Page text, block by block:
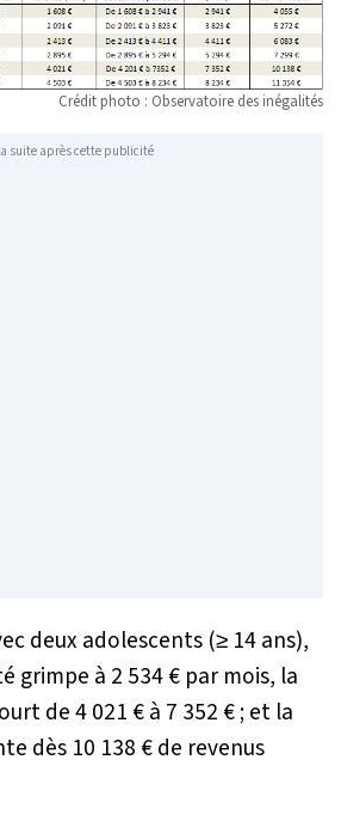
Crédit photo : Observatoire des inégalités
suite après cette publicité
deux adolescents (≥ 14 ans),
grimpe à 2 534 € par mois, la
de 4 021 € à 7 352 € ; et la
dès 10 138 € de revenus